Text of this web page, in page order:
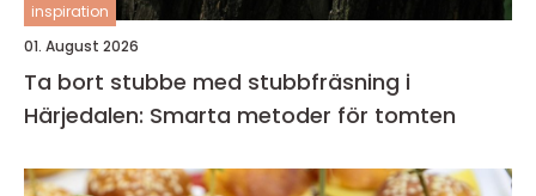
inspiration
01. August 2026
Ta bort stubbe med stubbfräsning i
Härjedalen: Smarta metoder för tomten